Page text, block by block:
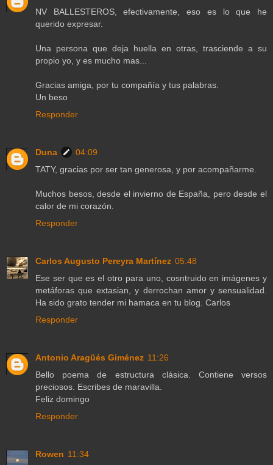
NV BALLESTEROS, efectivamente, eso es lo que he
querido expresar.
Una persona que deja huella en otras, trasciende a su
propio yo, y es mucho mas...
Gracias amiga, por tu compañía y tus palabras.
Un beso
Responder
Duna
04:09
TATY, gracias por ser tan generosa, y por acompañarme.
Muchos besos, desde el invierno de España, pero desde el
calor de mi corazón.
Responder
Carlos Augusto Pereyra Martínez 05:48
Ese ser que es el otro para uno, cosntruido en imágenes y
metáforas que extasian, y derrochan amor y sensualidad.
Ha sido grato tender mi hamaca en tu blog. Carlos
Responder
Antonio Aragüés Giménez 11:26
Bello poema de estructura clásica. Contiene versos
preciosos. Escribes de maravilla.
Feliz domingo
Responder
Rowen 11:34